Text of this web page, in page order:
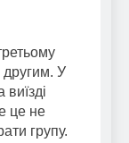
другим. У
це не
групу.